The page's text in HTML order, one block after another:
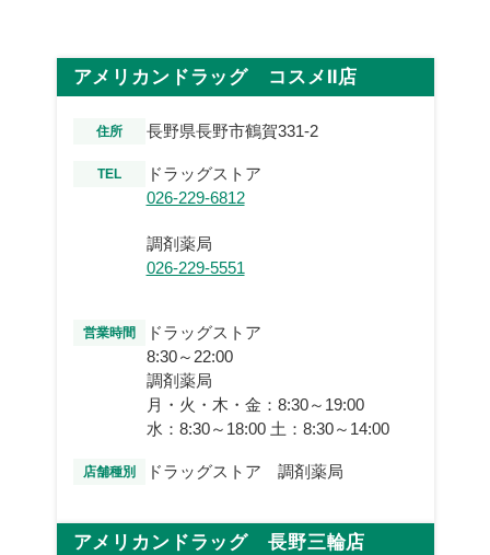
アメリカンドラッグ コスメⅡ店
住所 長野県長野市鶴賀331-2
TEL
ドラッグストア
026-229-6812
調剤薬局
026-229-5551
営業時間
ドラッグストア
8:30～22:00
調剤薬局
月・火・木・金：8:30～19:00
水：8:30～18:00 土：8:30～14:00
店舗種別 ドラッグストア 調剤薬局
アメリカンドラッグ 長野三輪店